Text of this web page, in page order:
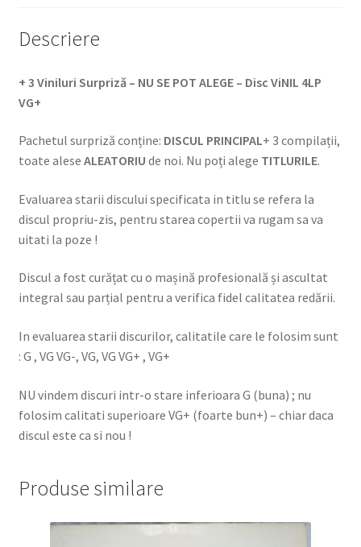
Descriere
+ 3 Viniluri Surpriză – NU SE POT ALEGE – Disc ViNIL 4LP
VG+
Pachetul surpriză conține: DISCUL PRINCIPAL+ 3 compilații,
toate alese ALEATORIU de noi. Nu poți alege TITLURILE.
Evaluarea starii discului specificata in titlu se refera la
discul propriu-zis, pentru starea copertii va rugam sa va
uitati la poze !
Discul a fost curățat cu o mașină profesională și ascultat
integral sau parțial pentru a verifica fidel calitatea redării.
In evaluarea starii discurilor, calitatile care le folosim sunt
: G , VG VG-, VG, VG VG+ , VG+
NU vindem discuri intr-o stare inferioara G (buna) ; nu
folosim calitati superioare VG+ (foarte bun+) – chiar daca
discul este ca si nou !
Produse similare